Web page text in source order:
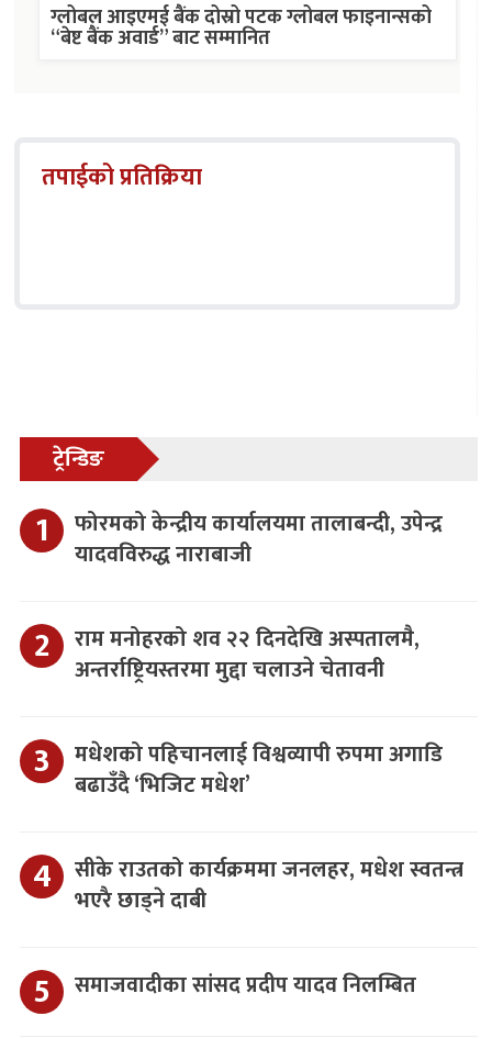
ग्लोबल आइएमई बैंक दोस्रो पटक ग्लोबल फाइनान्सको
“बेष्ट बैंक अवार्ड” बाट सम्मानित
तपाईको प्रतिक्रिया
ट्रेन्डिङ
फोरमको केन्द्रीय कार्यालयमा तालाबन्दी, उपेन्द्र
यादवविरुद्ध नाराबाजी
राम मनोहरको शव २२ दिनदेखि अस्पतालमै,
अन्तर्राष्ट्रियस्तरमा मुद्दा चलाउने चेतावनी
मधेशको पहिचानलाई विश्वव्यापी रुपमा अगाडि
बढाउँदै ‘भिजिट मधेश’
सीके राउतको कार्यक्रममा जनलहर, मधेश स्वतन्त्र
भएरै छाड्ने दाबी
समाजवादीका सांसद प्रदीप यादव निलम्बित